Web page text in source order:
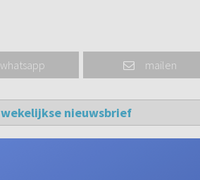
whatsapp mailen
wekelijkse nieuwsbrief